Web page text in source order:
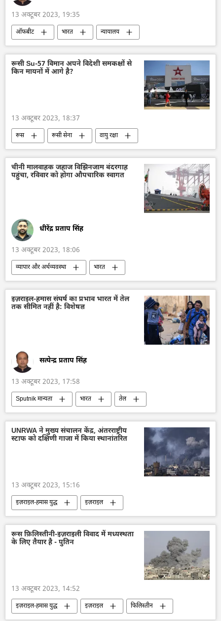
13 अक्टूबर 2023, 19:35
ऑफबीट भारत
न्यायालय
सुप्रीम कोर्ट
विज्ञान एवं प्रौद्योगिकी
शिक्षा
भारत का विकास
वायरल
रूसी Su-57 विमान अपने विदेशी समकक्षों से
किन मायनों में आगे है?
13 अक्टूबर 2023, 18:37
रूस रूसी सेना
वायु रक्षा
वायुसेना
रक्षा उत्पादों का निर्यात
आत्मरक्षा
राष्ट्रीय सुरक्षा
Su-57
सुरक्षा बल
लड़ाकू वाहन
अमेरिका
चीनी मालवाहक जहाज विझिनजाम बंदरगाह
पहुंचा, रविवार को होगा औपचारिक स्वागत
धीरेंद्र प्रताप सिंह
13 अक्टूबर 2023, 18:06
व्यापार और अर्थव्यवस्था
भारत
भारत सरकार
चीन
आत्मनिर्भर भारत
केरल
भारतीय नौसेना
द्विपक्षीय व्यापार
व्यापार गलियारा
इज़राइल-हमास संघर्ष का प्रभाव भारत में तेल
तक सीमित नहीं है: विशेषज्ञ
सत्येन्द्र प्रताप सिंह
13 अक्टूबर 2023, 17:58
Sputnik मान्यता भारत
तेल
तेल का आयात
तेल उत्पादन
इज़राइल
भारतीय बाजार
व्यापार गलियारा
द्विपक्षीय व्यापार
ईरान
UNRWA ने मुख्य संचालन केंद्र, अंतरराष्ट्रीय
स्टाफ को दक्षिणी गाजा में किया स्थानांतरित
13 अक्टूबर 2023, 15:16
इज़राइल-हमास युद्ध
इज़राइल
इज़राइल रक्षा सेना
हमास
फ़िलिस्तीन
संयुक्त राष्ट्र
संयुक्त राष्ट्र महासचिव
विवाद
राष्ट्रीय सुरक्षा
रूस फ़िलिस्तीनी-इज़राइली विवाद में मध्यस्थता
के लिए तैयार है - पुतिन
13 अक्टूबर 2023, 14:52
इज़राइल-हमास युद्ध इज़राइल
फिलिस्तीन